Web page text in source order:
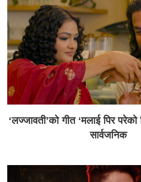
‘लज्जावती’को गीत ‘मलाई पिर
सार्वजनिक